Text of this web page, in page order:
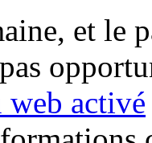
et le
web activé